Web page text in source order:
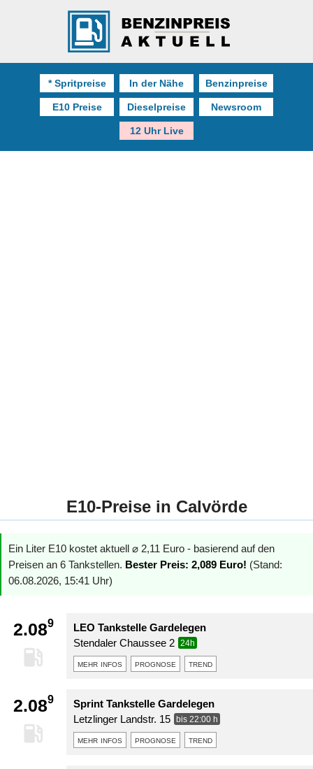
* Spritpreise In der Nähe Benzinpreise
E10 Preise Dieselpreise Newsroom
12 Uhr Live
E10-Preise in Calvörde
Ein Liter E10 kostet aktuell ⌀ 2,11 Euro - basierend auf den
Preisen an 6 Tankstellen. Bester Preis: 2,089 Euro! (Stand:
06.08.2026, 15:41 Uhr)
2.089
LEO Tankstelle Gardelegen
Stendaler Chaussee 2
24h
mehr infos prognose trend
2.089
Sprint Tankstelle Gardelegen
Letzlinger Landstr. 15
bis 22:00 h
mehr infos prognose trend